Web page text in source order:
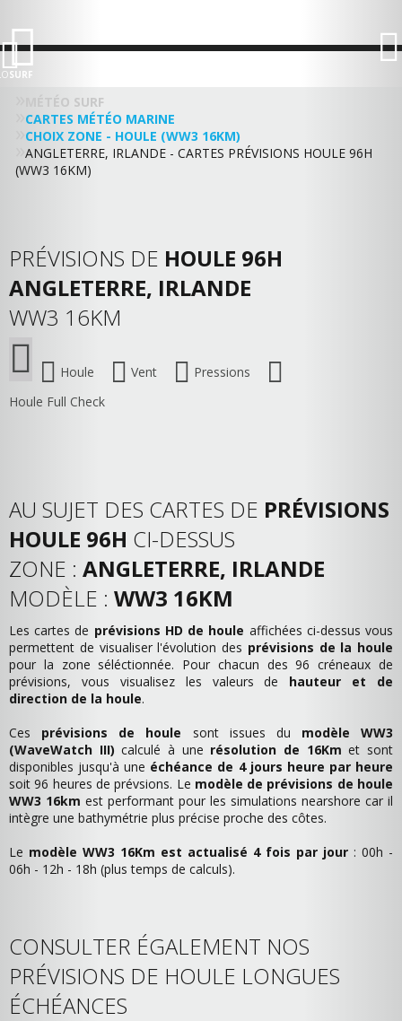
SURF
MÉTÉO SURF
CARTES MÉTÉO MARINE
CHOIX ZONE - HOULE (WW3 16KM)
ANGLETERRE, IRLANDE - CARTES PRÉVISIONS HOULE 96H
(WW3 16KM)
PRÉVISIONS DE HOULE 96H
ANGLETERRE, IRLANDE
WW3 16KM
Houle Vent
Pressions
Houle Full Check
AU SUJET DES CARTES DE PRÉVISIONS
HOULE 96H CI-DESSUS
ZONE : ANGLETERRE, IRLANDE
MODÈLE : WW3 16KM
Les cartes de prévisions HD de houle affichées ci-dessus vous
permettent de visualiser l'évolution des prévisions de la houle
pour la zone séléctionnée. Pour chacun des 96 créneaux de
prévisions, vous visualisez les valeurs de hauteur et de
direction de la houle.
Ces prévisions de houle sont issues du modèle WW3
(WaveWatch III) calculé à une résolution de 16Km et sont
disponibles jusqu'à une échéance de 4 jours heure par heure
soit 96 heures de prévsions. Le modèle de prévisions de houle
WW3 16km est performant pour les simulations nearshore car il
intègre une bathymétrie plus précise proche des côtes.
Le modèle WW3 16Km est actualisé 4 fois par jour : 00h -
06h - 12h - 18h (plus temps de calculs).
CONSULTER ÉGALEMENT NOS
PRÉVISIONS DE HOULE LONGUES
ÉCHÉANCES